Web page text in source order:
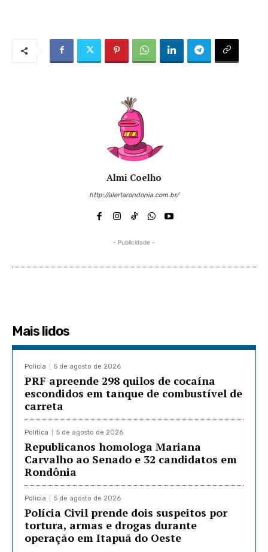
Almi Coelho
http://alertarondonia.com.br/
- Publicidade -
Mais lidos
Policia 5 de agosto de 2026
PRF apreende 298 quilos de cocaína
escondidos em tanque de combustível de
carreta
Política 5 de agosto de 2026
Republicanos homologa Mariana
Carvalho ao Senado e 32 candidatos em
Rondônia
Policia 5 de agosto de 2026
Polícia Civil prende dois suspeitos por
tortura, armas e drogas durante
operação em Itapuã do Oeste